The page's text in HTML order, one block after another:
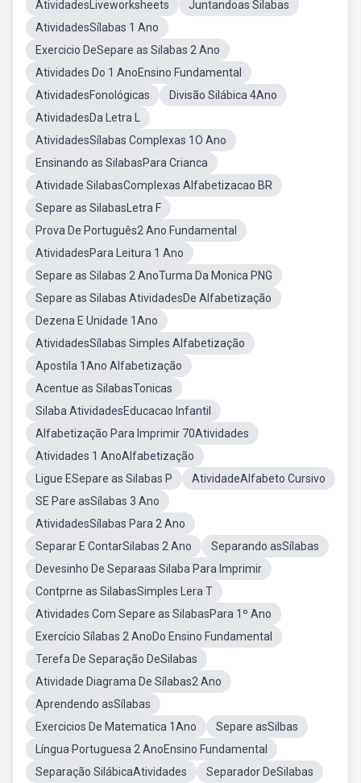
AtividadesLiveworksheets
Juntandoas Silabas
AtividadesSílabas 1 Ano
Exercicio DeSepare as Silabas 2 Ano
Atividades Do 1 AnoEnsino Fundamental
AtividadesFonológicas
Divisão Silábica 4Ano
AtividadesDa Letra L
AtividadesSílabas Complexas 1O Ano
Ensinando as SilabasPara Crianca
Atividade SilabasComplexas Alfabetizacao BR
Separe as SilabasLetra F
Prova De Português2 Ano Fundamental
AtividadesPara Leitura 1 Ano
Separe as Silabas 2 AnoTurma Da Monica PNG
Separe as Silabas AtividadesDe Alfabetização
Dezena E Unidade 1Ano
AtividadesSílabas Simples Alfabetização
Apostila 1Ano Alfabetização
Acentue as SilabasTonicas
Silaba AtividadesEducacao Infantil
Alfabetização Para Imprimir 70Atividades
Atividades 1 AnoAlfabetização
Ligue ESepare as Silabas P
AtividadeAlfabeto Cursivo
SE Pare asSílabas 3 Ano
AtividadesSílabas Para 2 Ano
Separar E ContarSilabas 2 Ano
Separando asSílabas
Devesinho De Separaas Silaba Para Imprimir
Contprne as SilabasSimples Lera T
Atividades Com Separe as SilabasPara 1º Ano
Exercício Sílabas 2 AnoDo Ensino Fundamental
Terefa De Separação DeSilabas
Atividade Diagrama De Sílabas2 Ano
Aprendendo asSílabas
Exercicios De Matematica 1Ano
Separe asSilbas
Língua Portuguesa 2 AnoEnsino Fundamental
Separação SilábicaAtividades
Separador DeSilabas